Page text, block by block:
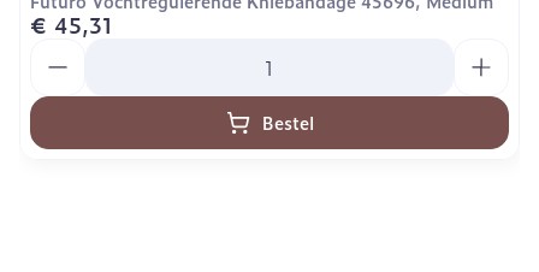
€ 45,31
Bestel